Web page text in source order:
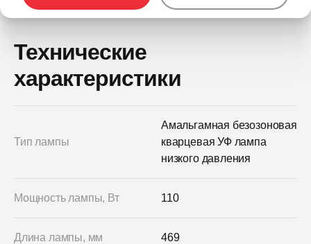
Технические
характеристики
Тип лампы
Амальгамная безозоновая
кварцевая УФ лампа
низкого давления
Мощность лампы, Вт 110
Длина лампы, мм 469